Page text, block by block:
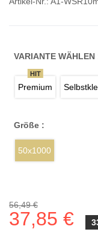
VARIANTE WÄHLEN
Premium
HIT
Größe :
50x1000
56,49 €
37,85 €